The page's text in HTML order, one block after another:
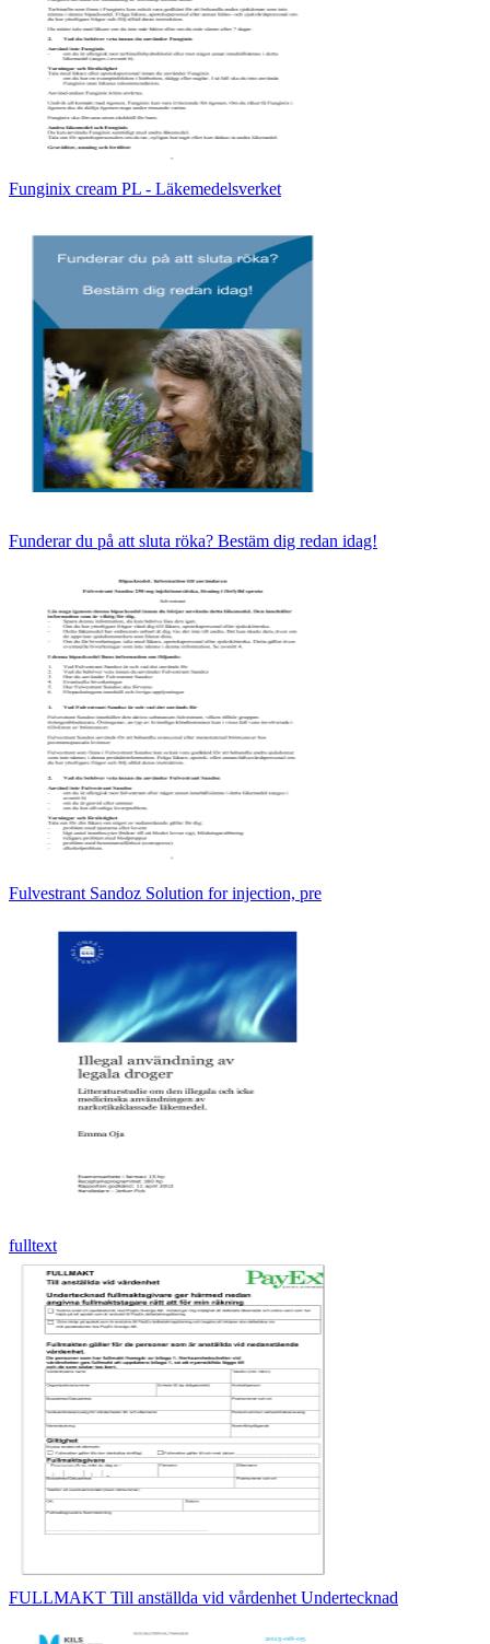
Funginix cream PL - Läkemedelsverket
Funderar du på att sluta röka? Bestäm dig redan idag!
Fulvestrant Sandoz Solution for injection, pre
fulltext
FULLMAKT Till anställda vid vårdenhet Undertecknad